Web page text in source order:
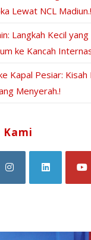
Lewat NCL Madiun.!
Langkah Kecil
ke Kancah
Kapal Pesiar:
Menyerah.!
Kami